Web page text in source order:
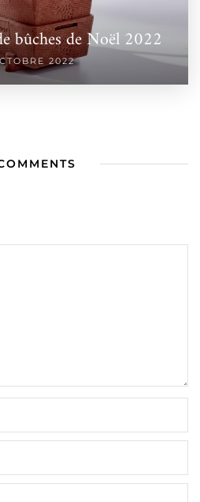
bûches de Noël 2022
2022